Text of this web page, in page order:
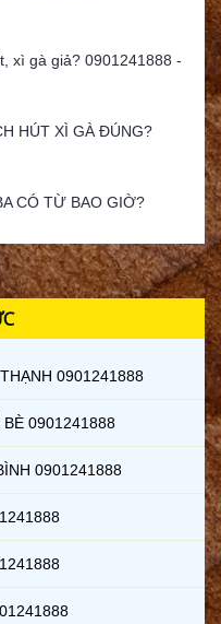
xì gà giả? 0901241888 -
HÚT XÌ GÀ ĐÚNG?
CÓ TỪ BAO GIỜ?
0901241888
BÈ 0901241888
0901241888